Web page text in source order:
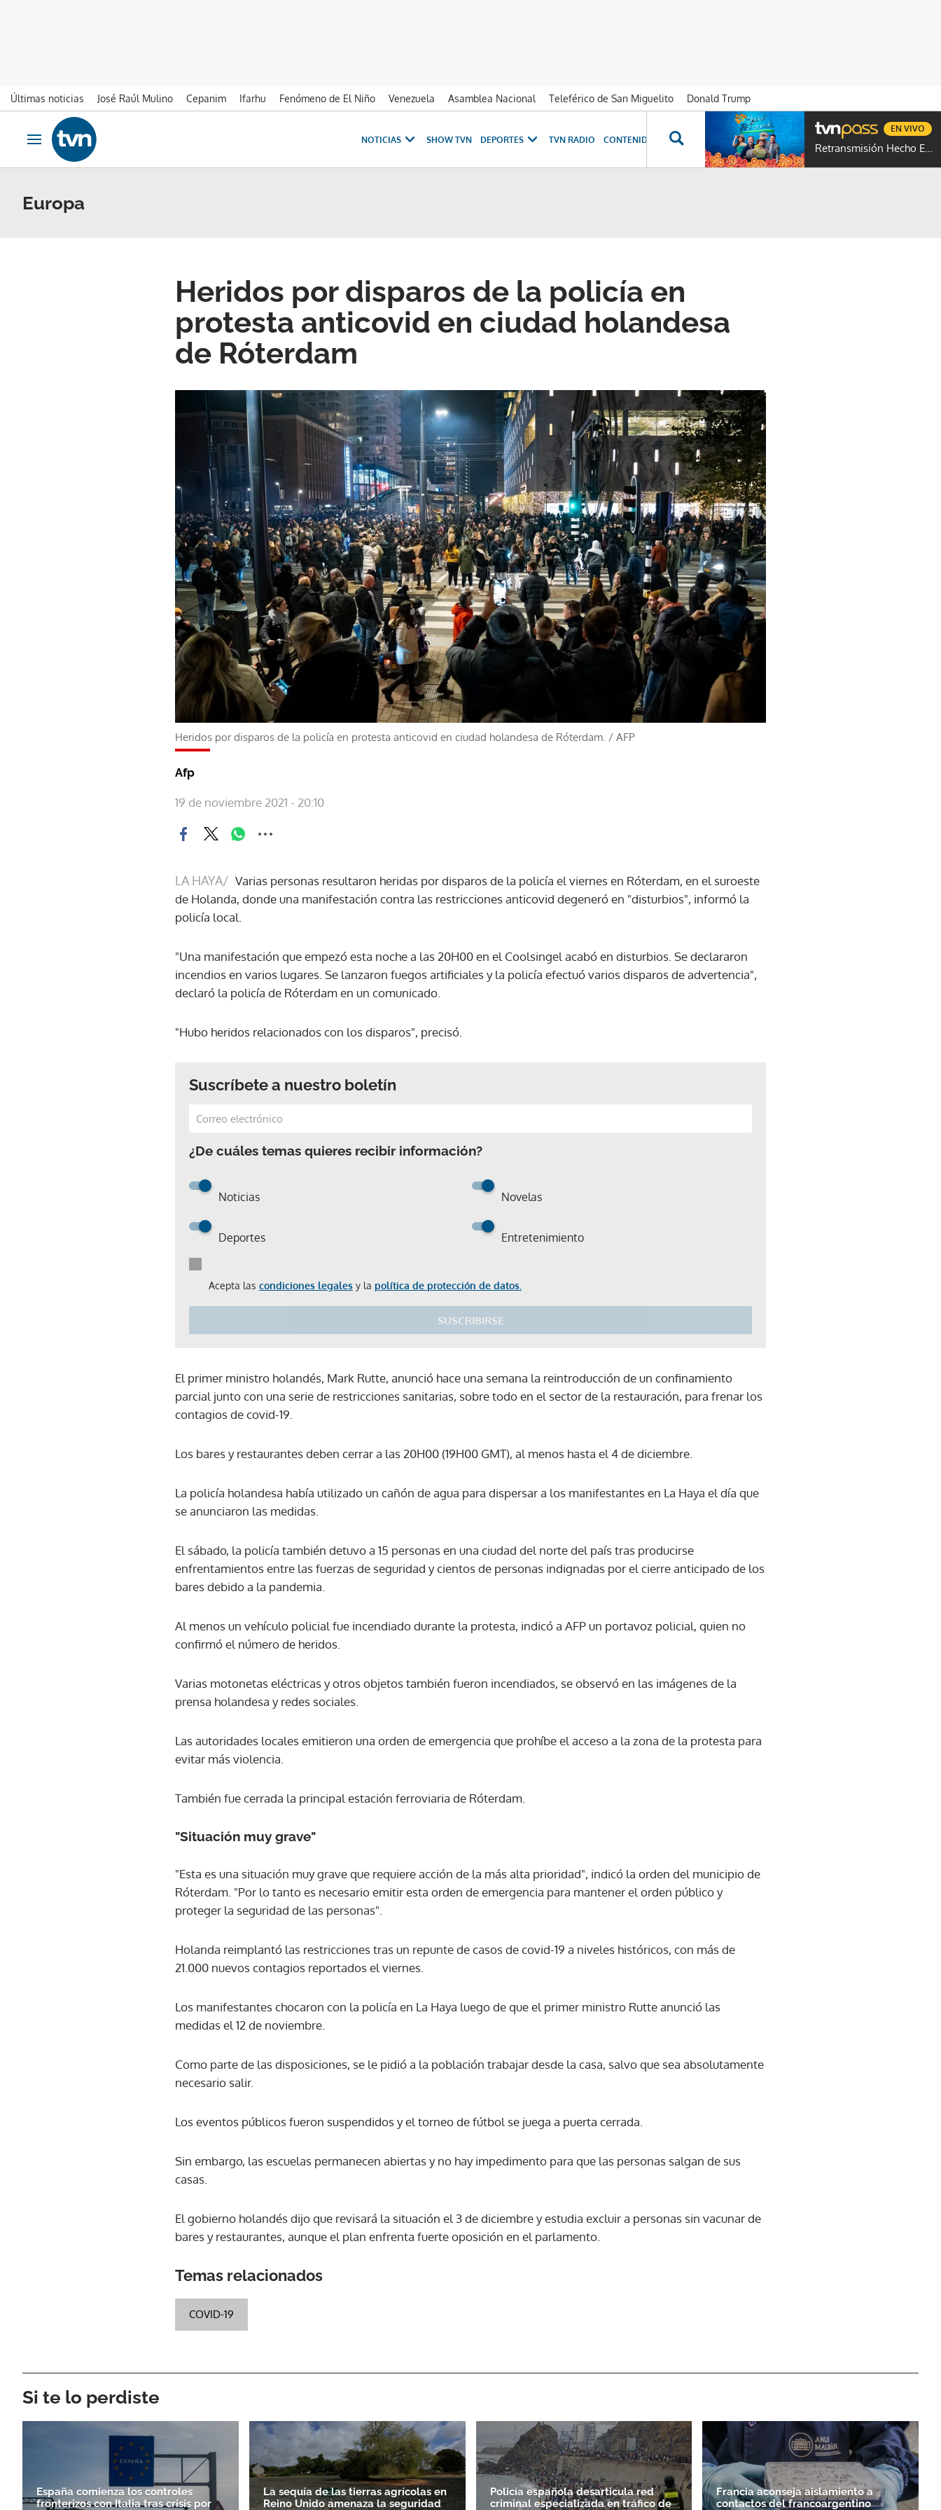
Últimas noticias José Raúl Mulino Cepanim Ifarhu Fenómeno de El Niño Venezuela Asamblea Nacional Teleférico de San Miguelito
Donald Trump
Ir al contenido
Obrir navegació
NOTICIAS SHOW TVN DEPORTES TVN RADIO CONTENIDOS ESPECIALES NOVELAS PROGRAMAS GENTE TVN
Retransmisión Hecho En Panamá
EN VIVO
Europa
Heridos por disparos de la policía en
protesta anticovid en ciudad holandesa
de Róterdam
Heridos por disparos de la policía en protesta anticovid en ciudad holandesa de Róterdam. / AFP
Afp
19 de noviembre 2021 - 20:10
LA HAYA/ Varias personas resultaron heridas por disparos de la policía el viernes en Róterdam, en el suroeste
de Holanda, donde una manifestación contra las restricciones anticovid degeneró en "disturbios", informó la
policía local.
"Una manifestación que empezó esta noche a las 20H00 en el Coolsingel acabó en disturbios. Se declararon
incendios en varios lugares. Se lanzaron fuegos artificiales y la policía efectuó varios disparos de advertencia",
declaró la policía de Róterdam en un comunicado.
"Hubo heridos relacionados con los disparos", precisó.
Suscríbete a nuestro boletín
¿De cuáles temas quieres recibir información?
Noticias Novelas
Deportes Entretenimiento
Acepta las condiciones legales y la política de protección de datos.
SUSCRIBIRSE
Gracias por suscribirte a nuestro boletín.
El primer ministro holandés, Mark Rutte, anunció hace una semana la reintroducción de un confinamiento
parcial junto con una serie de restricciones sanitarias, sobre todo en el sector de la restauración, para frenar los
contagios de covid-19.
Los bares y restaurantes deben cerrar a las 20H00 (19H00 GMT), al menos hasta el 4 de diciembre.
La policía holandesa había utilizado un cañón de agua para dispersar a los manifestantes en La Haya el día que
se anunciaron las medidas.
El sábado, la policía también detuvo a 15 personas en una ciudad del norte del país tras producirse
enfrentamientos entre las fuerzas de seguridad y cientos de personas indignadas por el cierre anticipado de los
bares debido a la pandemia.
Al menos un vehículo policial fue incendiado durante la protesta, indicó a AFP un portavoz policial, quien no
confirmó el número de heridos.
Varias motonetas eléctricas y otros objetos también fueron incendiados, se observó en las imágenes de la
prensa holandesa y redes sociales.
Las autoridades locales emitieron una orden de emergencia que prohíbe el acceso a la zona de la protesta para
evitar más violencia.
También fue cerrada la principal estación ferroviaria de Róterdam.
"Situación muy grave"
"Esta es una situación muy grave que requiere acción de la más alta prioridad", indicó la orden del municipio de
Róterdam. "Por lo tanto es necesario emitir esta orden de emergencia para mantener el orden público y
proteger la seguridad de las personas".
Holanda reimplantó las restricciones tras un repunte de casos de covid-19 a niveles históricos, con más de
21.000 nuevos contagios reportados el viernes.
Los manifestantes chocaron con la policía en La Haya luego de que el primer ministro Rutte anunció las
medidas el 12 de noviembre.
Como parte de las disposiciones, se le pidió a la población trabajar desde la casa, salvo que sea absolutamente
necesario salir.
Los eventos públicos fueron suspendidos y el torneo de fútbol se juega a puerta cerrada.
Sin embargo, las escuelas permanecen abiertas y no hay impedimento para que las personas salgan de sus
casas.
El gobierno holandés dijo que revisará la situación el 3 de diciembre y estudia excluir a personas sin vacunar de
bares y restaurantes, aunque el plan enfrenta fuerte oposición en el parlamento.
Temas relacionados
COVID-19
Si te lo perdiste
España comienza los controles
fronterizos con Italia tras crisis por
La sequía de las tierras agrícolas en
Reino Unido amenaza la seguridad
Policía española desarticula red
criminal especializada en tráfico de
Francia aconseja aislamiento a
contactos del francoargentino